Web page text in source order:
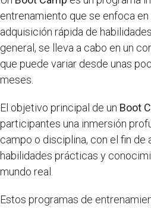
entrenamiento que se enfoca
adquisición rápida de
general, se lleva a cabo en un
que puede variar desde unas
meses.
El objetivo principal de un Boot
participantes una inmersión
campo o disciplina, con el fin de
habilidades prácticas y
mundo real.
Estos programas de